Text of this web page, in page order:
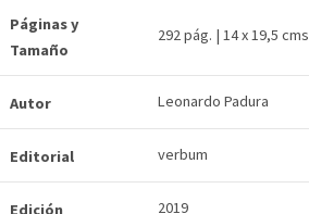
Páginas y
Tamaño
292 pág. | 14 x 19,5 cms
Autor Leonardo Padura
Editorial verbum
Edición 2019